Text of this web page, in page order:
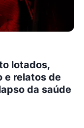
lotados,
e relatos de
da saúde